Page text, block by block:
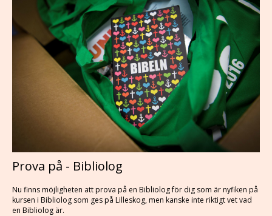
Prova på - Bibliolog
Nu finns möjligheten att prova på en Bibliolog för dig som är nyfiken på
kursen i Bibliolog som ges på Lilleskog, men kanske inte riktigt vet vad
en Bibliolog är.